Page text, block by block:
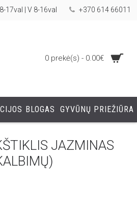
8-17val | V 8-16val +370 614 66011
0 prekė(s) - 0.00€
BLOGAS GYVŪNŲ PRIEŽIŪRA
JAZMINAS